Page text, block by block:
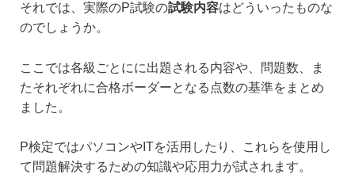
それでは、実際のP試験の試験内容はどういったものな
のでしょうか。
ここでは各級ごとにに出題される内容や、問題数、ま
たそれぞれに合格ボーダーとなる点数の基準をまとめ
ました。
P検定ではパソコンやITを活用したり、これらを使用し
て問題解決するための知識や応用力が試されます。